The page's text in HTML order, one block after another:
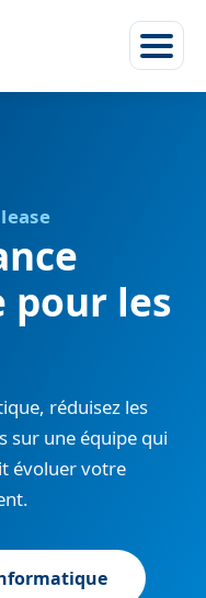
les
réduisez les
sur une équipe qui
évoluer votre